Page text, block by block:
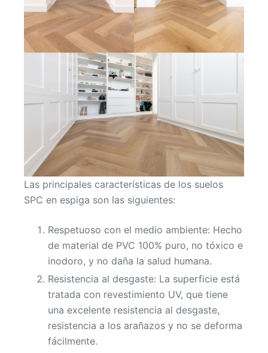
Las principales características de los suelos
SPC en espiga son las siguientes:
Respetuoso con el medio ambiente: Hecho
de material de PVC 100% puro, no tóxico e
inodoro, y no daña la salud humana.
Resistencia al desgaste: La superficie está
tratada con revestimiento UV, que tiene
una excelente resistencia al desgaste,
resistencia a los arañazos y no se deforma
fácilmente.